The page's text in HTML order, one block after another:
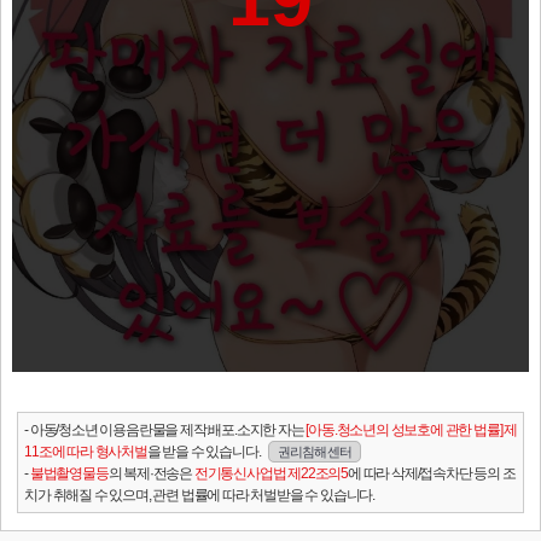
- 아동/청소년 이용음란물을 제작.배포.소지한 자는[아동.청소년의 성보호에 관한 법률] 제
11조에 따라 형사처벌을 받을 수 있습니다. 권리침해 센터
-불법촬영물등의 복제·전송은 전기통신사업법 제22조의5에 따라 삭제/접속차단 등의 조
치가 취해질 수 있으며, 관련 법률에 따라 처벌받을 수 있습니다.